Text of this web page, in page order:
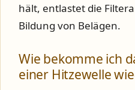
hält, entlastet die
Bildung von Belägen.
Wie bekomme ich
einer Hitzewelle